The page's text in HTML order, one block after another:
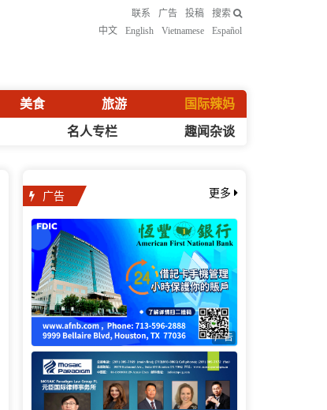
联系 广告 投稿
搜索
中文
English Vietnamese Español
美食 旅游 国际辣妈
名人专栏 趣闻杂谈
广告 更多
广告